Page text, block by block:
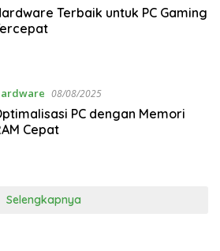
Terbaik untuk PC Gaming
08/08/2025
PC dengan Memori
Cepat
Selengkapnya